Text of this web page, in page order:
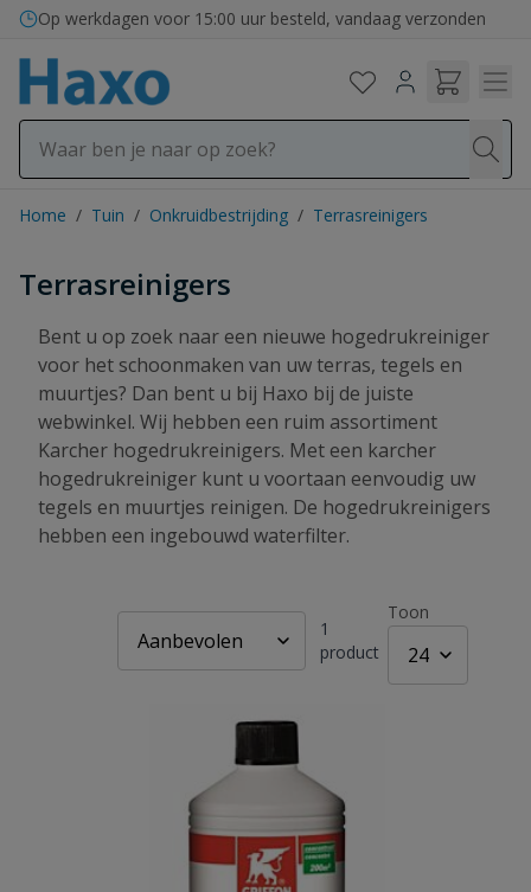
Ga naar de inhoud
Op werkdagen voor 15:00 uur besteld, vandaag verzonden
Home / Tuin / Onkruidbestrijding / Terrasreinigers
Terrasreinigers
Bent u op zoek naar een nieuwe hogedrukreiniger
voor het schoonmaken van uw terras, tegels en
muurtjes? Dan bent u bij Haxo bij de juiste
webwinkel. Wij hebben een ruim assortiment
Karcher hogedrukreinigers. Met een karcher
hogedrukreiniger kunt u voortaan eenvoudig uw
tegels en muurtjes reinigen. De hogedrukreinigers
hebben een ingebouwd waterfilter.
1
product
Toon